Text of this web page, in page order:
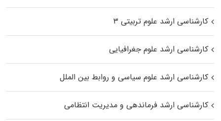
کارشناسی ارشد علوم تربیتی ۳
کارشناسی ارشد علوم جغرافیایی
کارشناسی ارشد علوم سیاسی و روابط بین الملل
کارشناسی ارشد فرماندهی و مدیریت انتظامی